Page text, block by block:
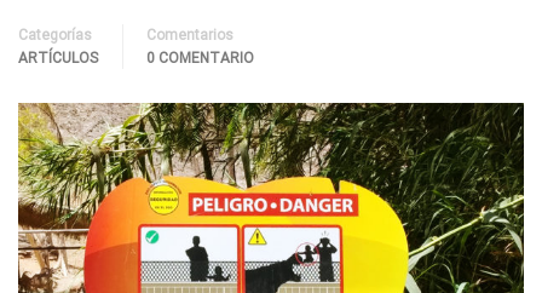
Categorías
ARTÍCULOS
Comentarios
0 COMENTARIO